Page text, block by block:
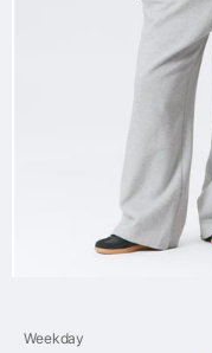
Weekday